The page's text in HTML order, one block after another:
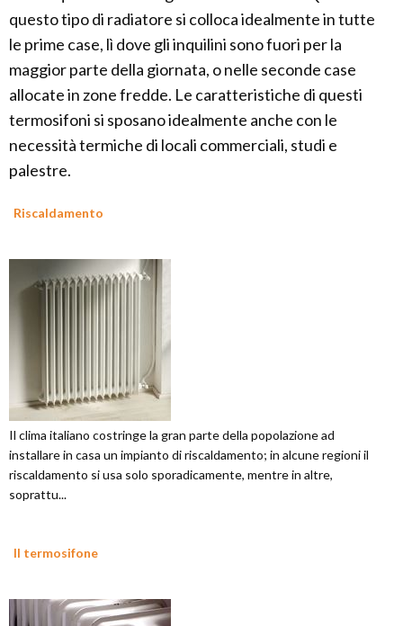
questo tipo di radiatore si colloca idealmente in tutte
le prime case, lì dove gli inquilini sono fuori per la
maggior parte della giornata, o nelle seconde case
allocate in zone fredde. Le caratteristiche di questi
termosifoni si sposano idealmente anche con le
necessità termiche di locali commerciali, studi e
palestre.
Riscaldamento
Il clima italiano costringe la gran parte della popolazione ad
installare in casa un impianto di riscaldamento; in alcune regioni il
riscaldamento si usa solo sporadicamente, mentre in altre,
soprattu...
Il termosifone